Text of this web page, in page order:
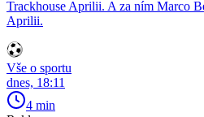
Trackhouse Aprilii. A za ním Marco
Aprilii.
Vše o sportu
dnes, 18:11
4 min